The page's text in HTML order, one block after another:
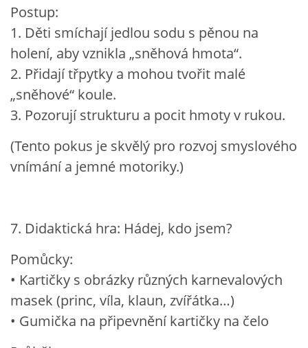
Postup:
1. Děti smíchají jedlou sodu s pěnou na
holení, aby vznikla „sněhová hmota“.
2. Přidají třpytky a mohou tvořit malé
„sněhové“ koule.
3. Pozorují strukturu a pocit hmoty v rukou.
(Tento pokus je skvělý pro rozvoj smyslového
vnímání a jemné motoriky.)
7. Didaktická hra: Hádej, kdo jsem?
Pomůcky:
• Kartičky s obrázky různých karnevalových
masek (princ, víla, klaun, zvířátka…)
• Gumička na připevnění kartičky na čelo